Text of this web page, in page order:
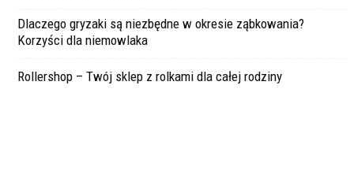
Dlaczego gryzaki są niezbędne w okresie ząbkowania?
Korzyści dla niemowlaka
Rollershop – Twój sklep z rolkami dla całej rodziny